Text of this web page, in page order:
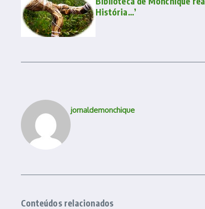
História…’
jornaldemonchique
Conteúdos relacionados